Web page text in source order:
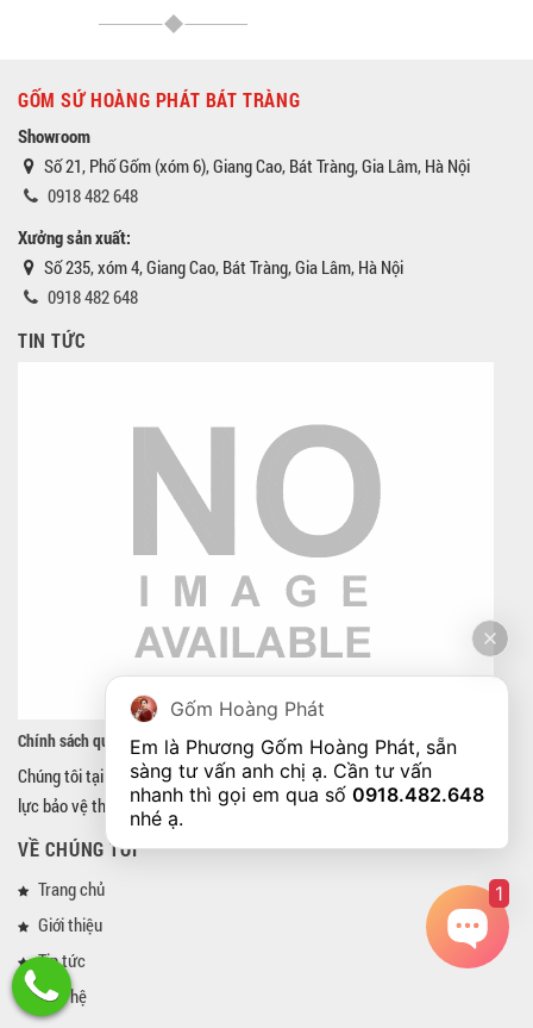
GỐM SỨ HOÀNG PHÁT BÁT TRÀNG
Showroom
Số 21, Phố Gốm (xóm 6), Giang Cao, Bát Tràng, Gia Lâm, Hà Nội
0918 482 648
Xưởng sản xuất:
Số 235, xóm 4, Giang Cao, Bát Tràng, Gia Lâm, Hà Nội
0918 482 648
TIN TỨC
Chính sách quyền riêng tư
Chúng tôi tại Gốm sứ Hoàng Phát (sau đây gọi là chúng tôi) đã luôn nỗ
lực bảo vệ thông tin cá nhân của khách...
VỀ CHÚNG TÔI
Trang chủ
Giới thiệu
Tin tức
Liên hệ
Gốm Hoàng Phát
Em là Phương Gốm Hoàng Phát, sẵn
sàng tư vấn anh chị ạ. Cần tư vấn
nhanh thì gọi em qua số 0918.482.648
nhé ạ.
1